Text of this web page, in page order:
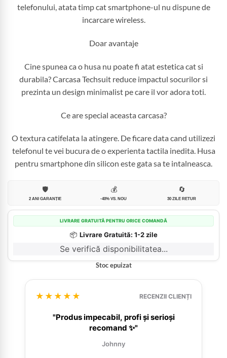
telefonului, atata timp cat smartphone-ul nu dispune de
incarcare wireless.
Doar avantaje
Cine spunea ca o husa nu poate fi atat estetica cat si
durabila? Carcasa Techsuit reduce impactul socurilor si
prezinta un design minimalist pe care il vor adora toti.
Ce are special aceasta carcasa?
O textura catifelata la atingere. De ficare data cand utilizezi
telefonul te vei bucura de o experienta tactila inedita. Husa
pentru smartphone din silicon este gata sa te intalneasca.
🛡️
2 ANI GARANȚIE
💰
-40% VS. NOU
🔄
30 ZILE RETUR
LIVRARE GRATUITĂ PENTRU ORICE COMANDĂ
📦 Livrare Gratuită: 1-2 zile
Se verifică disponibilitatea...
Stoc epuizat
★★★★★ RECENZII CLIENȚI
"Produs impecabil, profi și serioși
recomand ✨"
Johnny